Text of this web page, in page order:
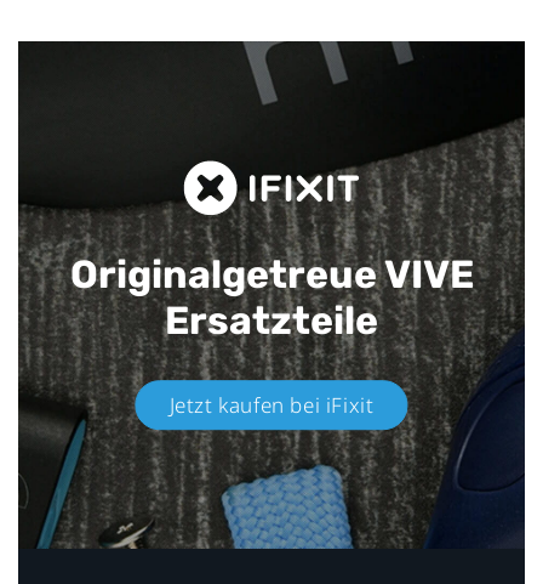
Originalgetreue VIVE
Ersatzteile
Jetzt kaufen bei iFixit​